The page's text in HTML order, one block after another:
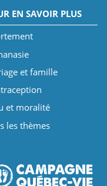
EN SAVOIR PLUS
et famille
et moralité
les thèmes